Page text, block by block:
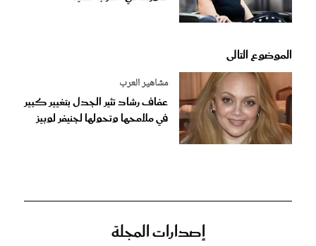
الموضوع التالى
مشاهير العرب
عفاف رشاد تثير الجدل بتغيير كبير
في ملامحها وتحولها لجنيفر لوبيز
إصدارات المجلة